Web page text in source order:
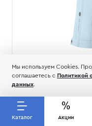
Брюки женские
Каталог Акции
Мы используем Cookies.
соглашаетесь с Политикой
данных.